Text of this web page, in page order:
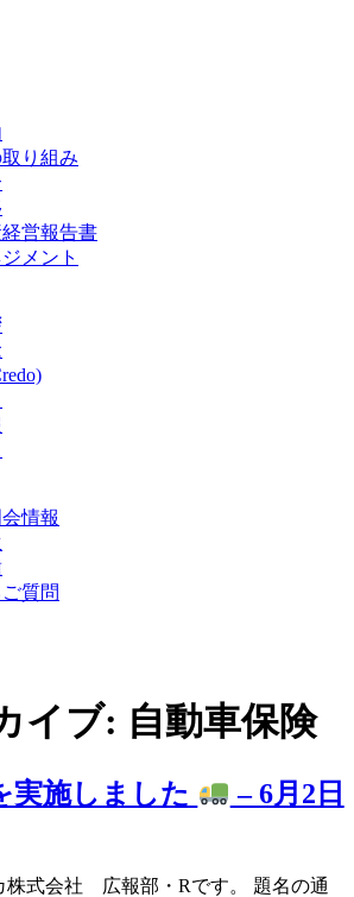
り組み
営報告書
メント
情報
質問
イブ: 自動車保険
実施しました
– 6月2日
株式会社 広報部・Rです。 題名の通